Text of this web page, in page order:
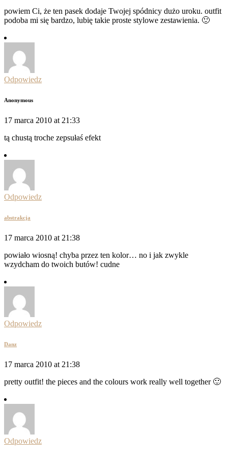
powiem Ci, że ten pasek dodaje Twojej spódnicy dużo uroku. outfit
podoba mi się bardzo, lubię takie proste stylowe zestawienia. 🙂
Odpowiedz
Anonymous
17 marca 2010 at 21:33
tą chustą troche zepsułaś efekt
Odpowiedz
abstrakcja
17 marca 2010 at 21:38
powiało wiosną! chyba przez ten kolor… no i jak zwykle
wzydcham do twoich butów! cudne
Odpowiedz
Danz
17 marca 2010 at 21:38
pretty outfit! the pieces and the colours work really well together 🙂
Odpowiedz